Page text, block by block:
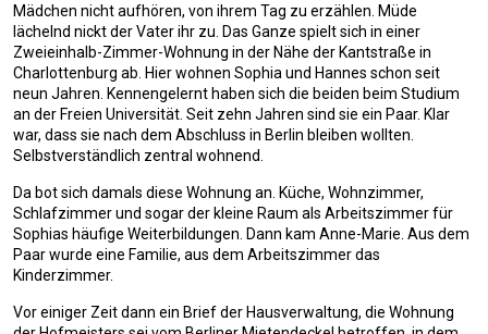
Mädchen nicht aufhören, von ihrem Tag zu erzählen. Müde
lächelnd nickt der Vater ihr zu. Das Ganze spielt sich in einer
Zweieinhalb-Zimmer-Wohnung in der Nähe der Kantstraße in
Charlottenburg ab. Hier wohnen Sophia und Hannes schon seit
neun Jahren. Kennengelernt haben sich die beiden beim Studium
an der Freien Universität. Seit zehn Jahren sind sie ein Paar. Klar
war, dass sie nach dem Abschluss in Berlin bleiben wollten.
Selbstverständlich zentral wohnend.
Da bot sich damals diese Wohnung an. Küche, Wohnzimmer,
Schlafzimmer und sogar der kleine Raum als Arbeitszimmer für
Sophias häufige Weiterbildungen. Dann kam Anne-Marie. Aus dem
Paar wurde eine Familie, aus dem Arbeitszimmer das
Kinderzimmer.
Vor einiger Zeit dann ein Brief der Hausverwaltung, die Wohnung